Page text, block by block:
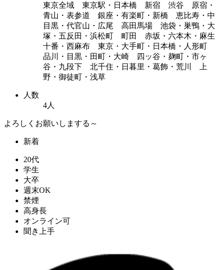
東京全域 東京駅・日本橋 新宿 渋谷 原宿・
青山・表参道 銀座・有楽町・新橋 恵比寿・中
目黒・代官山・広尾 高田馬場 池袋・巣鴨・大
塚・五反田・浜松町 町田 赤坂・六本木・麻生
十番・西麻布 東京・大手町・日本橋・人形町
品川・目黒・田町・大崎 四ッ谷・麹町・市ヶ
谷・九段下 北千住・日暮里・葛飾・荒川 上
野・御徒町・浅草
人数
4人
よろしくお願いしまする～
新着
20代
学生
大卒
週末OK
禁煙
高身長
オンライン可
聞き上手